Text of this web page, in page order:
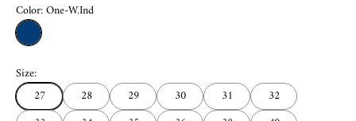
Color:One-W.Ind
-
W
.
Size:
27
28 29 30 31
32